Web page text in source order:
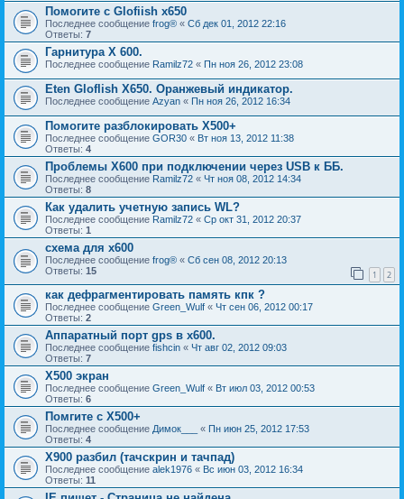
Помогите с Glofiish x650
Последнее сообщение frog® « Сб дек 01, 2012 22:16
Ответы: 7
Гарнитура Х 600.
Последнее сообщение Ramilz72 « Пн ноя 26, 2012 23:08
Eten Gloflish X650. Оранжевый индикатор.
Последнее сообщение Azyan « Пн ноя 26, 2012 16:34
Помогите разблокировать Х500+
Последнее сообщение GOR30 « Вт ноя 13, 2012 11:38
Ответы: 4
Проблемы Х600 при подключении через USB к ББ.
Последнее сообщение Ramilz72 « Чт ноя 08, 2012 14:34
Ответы: 8
Как удалить учетную запись WL?
Последнее сообщение Ramilz72 « Ср окт 31, 2012 20:37
Ответы: 1
схема для x600
Последнее сообщение frog® « Сб сен 08, 2012 20:13
Ответы: 15 1 2
как дефрагментировать память кпк ?
Последнее сообщение Green_Wulf « Чт сен 06, 2012 00:17
Ответы: 2
Аппаратный порт gps в x600.
Последнее сообщение fishcin « Чт авг 02, 2012 09:03
Ответы: 7
Х500 экран
Последнее сообщение Green_Wulf « Вт июл 03, 2012 00:53
Ответы: 6
Помгите с Х500+
Последнее сообщение Димок___ « Пн июн 25, 2012 17:53
Ответы: 4
X900 разбил (тачскрин и тачпад)
Последнее сообщение alek1976 « Вс июн 03, 2012 16:34
Ответы: 11